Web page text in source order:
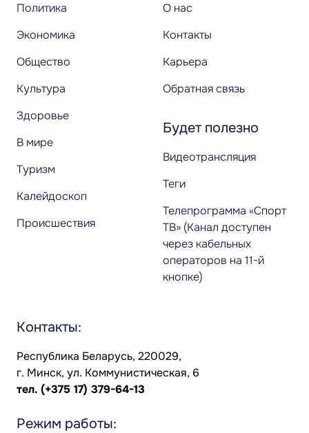
Политика
Экономика
Общество
Культура
Здоровье
В мире
Туризм
Калейдоскоп
Происшествия
О нас
Контакты
Карьера
Обратная связь
Будет полезно
Видеотрансляция
Теги
Телепрограмма «Спорт
ТВ» (Канал доступен
через кабельных
операторов на 11-й
кнопке)
Контакты:
Республика Беларусь, 220029,
г. Минск, ул. Коммунистическая, 6
тел. (+375 17) 379-64-13
Режим работы: